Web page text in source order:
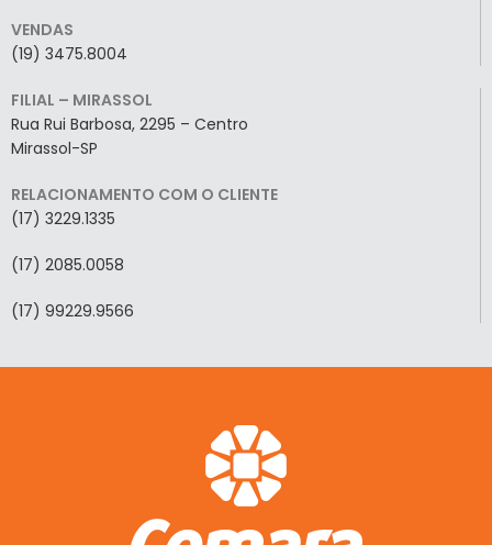
VENDAS
(19) 3475.8004
FILIAL – MIRASSOL
Rua Rui Barbosa, 2295 – Centro
Mirassol-SP
RELACIONAMENTO COM O CLIENTE
(17) 3229.1335
(17) 2085.0058
(17) 99229.9566